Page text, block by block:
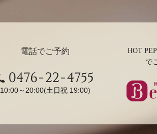
電話でご予約
0476-22-4755
10:00～20:00(土日祝 19:00)
HOT
で
ューテ